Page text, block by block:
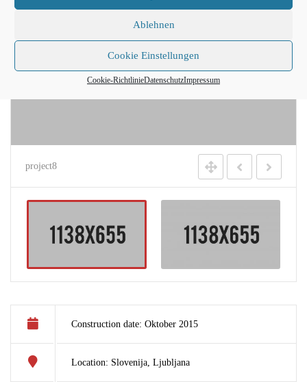
Ablehnen
Cookie Einstellungen
Cookie-RichtlinieDatenschutzImpressum
project8
Construction date: Oktober 2015
Location: Slovenija, Ljubljana